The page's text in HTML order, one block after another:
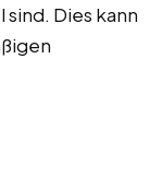
Dies kann